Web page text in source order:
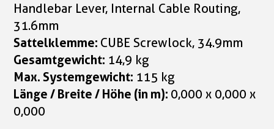
Handlebar Lever, Internal Cable Routing,
31.6mm
Sattelklemme: CUBE Screwlock, 34.9mm
Gesamtgewicht: 14,9 kg
Max. Systemgewicht: 115 kg
Länge / Breite / Höhe (in m): 0,000 x 0,000 x
0,000